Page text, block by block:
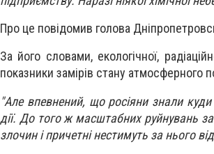
Про це повідомив голова
За його словами, екологічної,
показники замірів стану атмосферного
"Але впевнений, що росіяни знали
дії. До того ж масштабних руйнувань
злочин і причетні нестимуть за нього